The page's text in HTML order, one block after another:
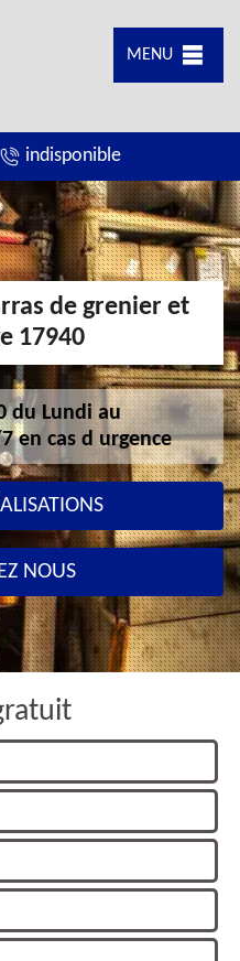
MENU
indisponible
de grenier et
17940
du Lundi au
en cas d urgence
NOUS